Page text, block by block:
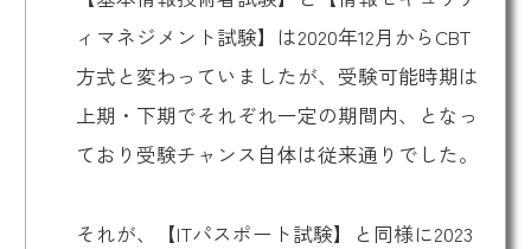
ィマネジメント試験】は2020年12月からCBT
方式と変わっていましたが、受験可能時期は
上期・下期でそれぞれ一定の期間内、となっ
ており受験チャンス自体は従来通りでした。
それが、【ITパスポート試験】と同様に2023